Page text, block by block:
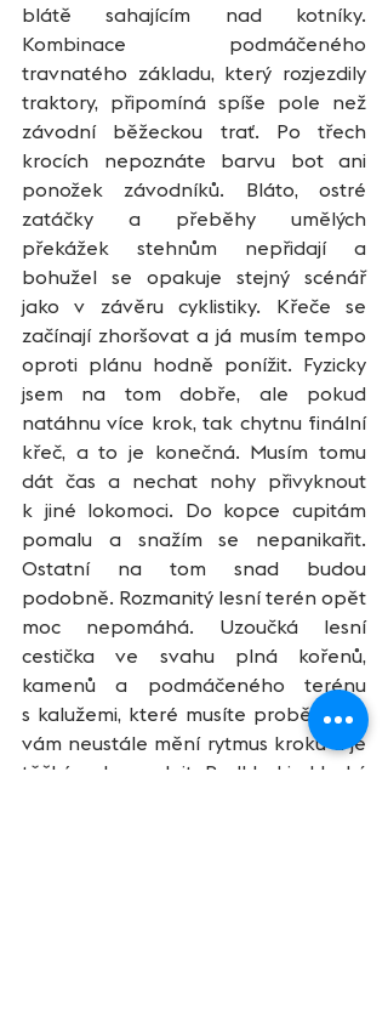
blátě sahajícím nad kotníky.
Kombinace podmáčeného
travnatého základu, který rozjezdily
traktory, připomíná spíše pole než
závodní běžeckou trať. Po třech
krocích nepoznáte barvu bot ani
ponožek závodníků. Bláto, ostré
zatáčky a přeběhy umělých
překážek stehnům nepřidají a
bohužel se opakuje stejný scénář
jako v závěru cyklistiky. Křeče se
začínají zhoršovat a já musím tempo
oproti plánu hodně ponížit. Fyzicky
jsem na tom dobře, ale pokud
natáhnu více krok, tak chytnu finální
křeč, a to je konečná. Musím tomu
dát čas a nechat nohy přivyknout
k jiné lokomoci. Do kopce cupitám
pomalu a snažím se nepanikařit.
Ostatní na tom snad budou
podobně. Rozmanitý lesní terén opět
moc nepomáhá. Uzoučká lesní
cestička ve svahu plná kořenů,
kamenů a podmáčeného terénu
s kalužemi, které musíte proběhnout
vám neustále mění rytmus kroků a je
těžké nohy uvolnit. Podklad je kluzký